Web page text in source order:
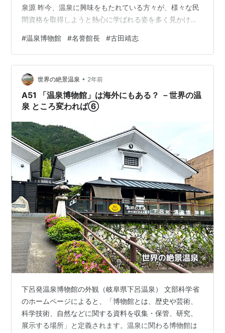
泉源 昨今、温泉に興味をもたれている方々が、様々な民
間資格を取得しようと熱心に学ばれる姿を多く見かける
温泉について専門的に詳しく知りたいと望んでいらっし
ゃる方がたくさんいらっしゃるということです。 そうい
った「温泉が大好きで温泉についてさらに詳しく知りた
い」と思っていらっしゃるたくさんの方々に、少しでも
お役に立てることができればと思い、このブログを立ち
あげてみました。 学術的な成果は難しい表現で…
#温泉博物館 #名誉館長 #古田靖志
世界の絶景温泉 • 2年前
A51 「温泉博物館」は海外にもある？ －世界の温
泉 ところ変われば⑥
下呂発温泉博物館の外観（岐阜県下呂温泉） 文部科学省
のホームページによると、「博物館とは、歴史や芸術、
科学技術、自然などに関する資料を収集・保管、研究、
展示する場所」と定義されます。温泉に関わる博物館は